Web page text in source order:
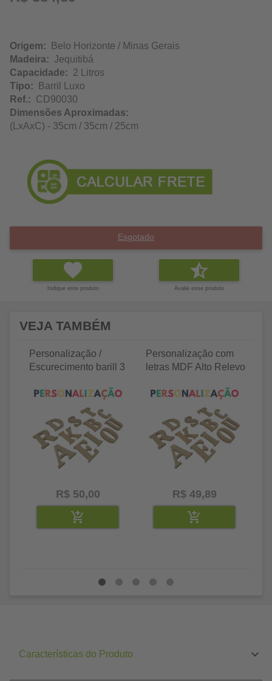
Origem: Belo Horizonte / Minas Gerais
Madeira: Jequitibá
Capacidade: 2 Litros
Tipo: Barril Luxo
Ref.: CD90030
Dimensões Aproximadas:
(LxAxC) - 35cm / 35cm / 25cm
Esgotado
Indique este produto Avalie esse produto
VEJA TAMBÉM
Personalização /
Escurecimento barill 3
R$ 50,00
Personalização com
letras MDF Alto Relevo
R$ 49,89
Características do Produto